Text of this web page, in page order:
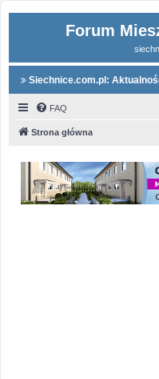
Forum
Siechnice.com.pl:
FAQ
Strona główna